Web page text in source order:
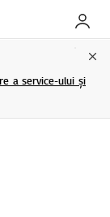
My LG
a service-ului și